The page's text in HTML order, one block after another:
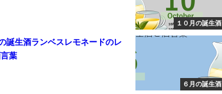
１０月の誕生酒
誕生酒ランベスレモネードのレ
葉
６月の誕生酒